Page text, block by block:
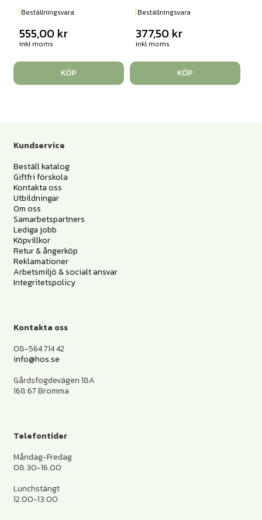
Beställningsvara
555,00 kr
inkl moms
KÖP
Beställningsvara
377,50 kr
inkl moms
KÖP
Kundservice
Beställ katalog
Giftfri förskola
Kontakta oss
Utbildningar
Om oss
Samarbetspartners
Lediga jobb
Köpvillkor
Retur & ångerköp
Reklamationer
Arbetsmiljö & socialt ansvar
Integritetspolicy
Kontakta oss
08-564 714 42
info@hos.se
Gårdsfogdevägen 18A
168 67 Bromma
Telefontider
Måndag-Fredag
08.30-16.00
Lunchstängt
12.00-13.00